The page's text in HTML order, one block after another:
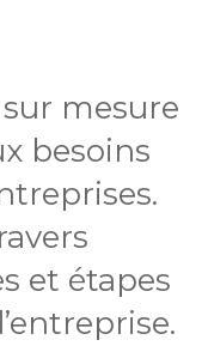
mesure
besoins
et étapes